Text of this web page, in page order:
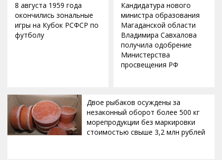
8 августа 1959 года
окончились зональные
игры на Кубок РСФСР по
футболу
Кандидатура нового
министра образования
Магаданской области
Владимира Савхалова
получила одобрение
Министерства
просвещения РФ
Двое рыбаков осуждены за
незаконный оборот более 500 кг
морепродукции без маркировки
стоимостью свыше 3,2 млн рублей